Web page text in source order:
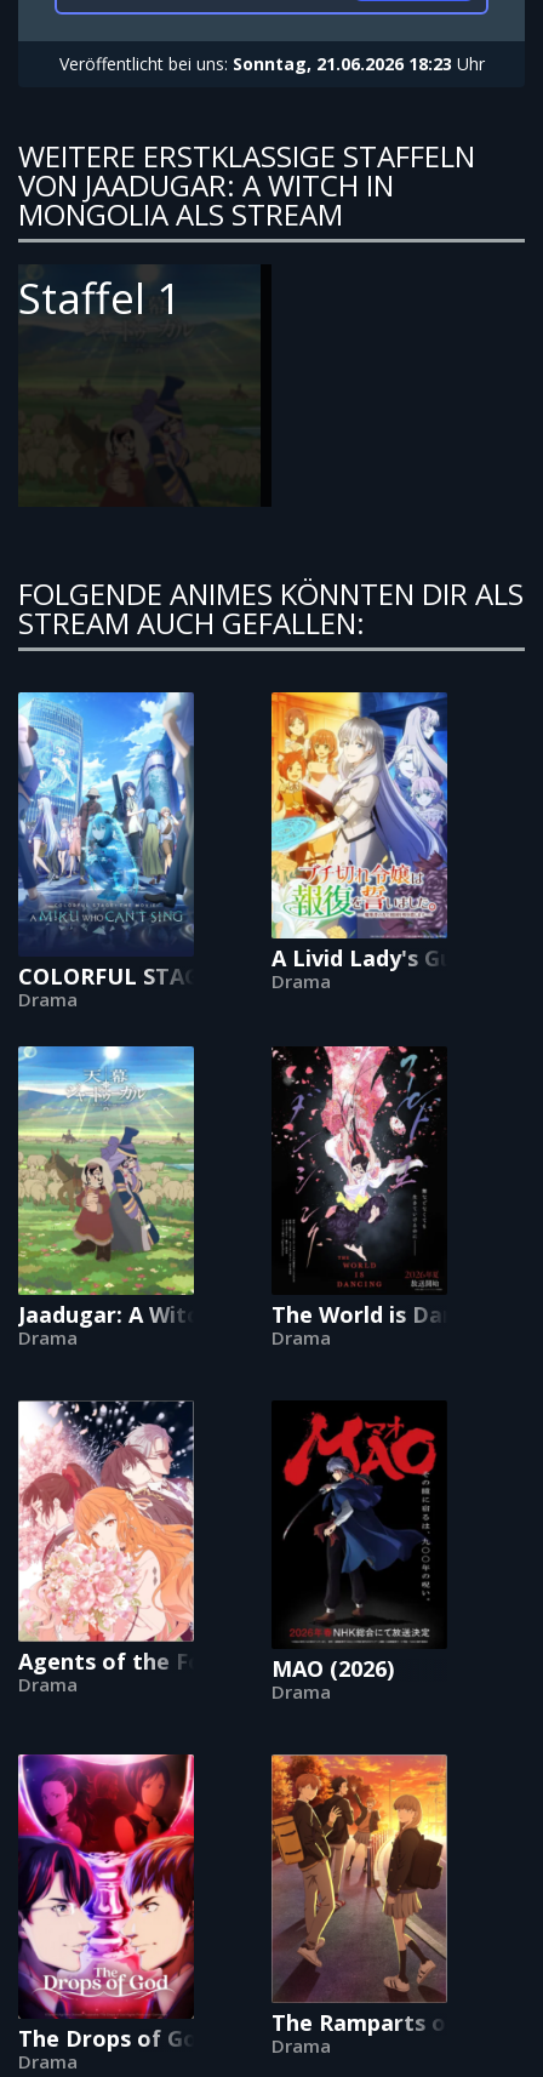
Veröffentlicht bei uns: Sonntag, 21.06.2026 18:23 Uhr
WEITERE ERSTKLASSIGE STAFFELN
VON JAADUGAR: A WITCH IN
MONGOLIA ALS STREAM
Staffel 1
FOLGENDE ANIMES KÖNNTEN DIR ALS
STREAM AUCH GEFALLEN:
COLORFUL STAGE! The Movie: A Miku Who
Drama
A Livid Lady's Guide to
Drama
Jaadugar: A Witch in Mongolia
Drama
The World is Dancing
Drama
Agents of the Four Seasons: Dance of Spring
Drama
MAO (2026)
Drama
The Drops of God
Drama
The Ramparts of Ice
Drama